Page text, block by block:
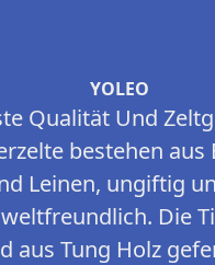
YOLEO
Qualität Und
bestehen
Leinen, ungiftig
Die
aus Tung Holz